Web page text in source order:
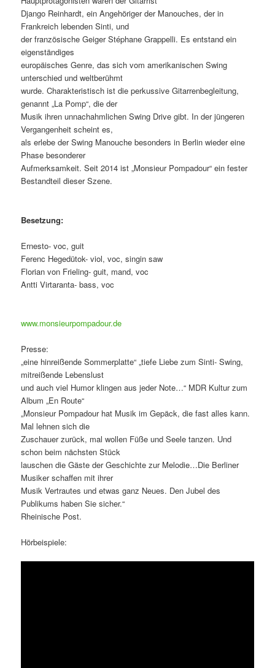
Django Reinhardt, ein Angehöriger der Manouches, der in
Frankreich lebenden Sinti, und
der französische Geiger Stéphane Grappelli. Es entstand ein
eigenständiges
europäisches Genre, das sich vom amerikanischen Swing
unterschied und weltberühmt
wurde. Charakteristisch ist die perkussive Gitarrenbegleitung,
genannt „La Pomp“, die der
Musik ihren unnachahmlichen Swing Drive gibt. In der jüngeren
Vergangenheit scheint es,
als erlebe der Swing Manouche besonders in Berlin wieder eine
Phase besonderer
Aufmerksamkeit. Seit 2014 ist „Monsieur Pompadour“ ein fester
Bestandteil dieser Szene.
Besetzung:
Ernesto- voc, guit
Ferenc Hegedütok- viol, voc, singin saw
Florian von Frieling- guit, mand, voc
Antti Virtaranta- bass, voc
www.monsieurpompadour.de
Presse:
„eine hinreißende Sommerplatte“ „tiefe Liebe zum Sinti- Swing,
mitreißende Lebenslust
und auch viel Humor klingen aus jeder Note…“ MDR Kultur zum
Album „En Route“
„Monsieur Pompadour hat Musik im Gepäck, die fast alles kann.
Mal lehnen sich die
Zuschauer zurück, mal wollen Füße und Seele tanzen. Und
schon beim nächsten Stück
lauschen die Gäste der Geschichte zur Melodie…Die Berliner
Musiker schaffen mit ihrer
Musik Vertrautes und etwas ganz Neues. Den Jubel des
Publikums haben Sie sicher.“
Rheinische Post.
Hörbeispiele: